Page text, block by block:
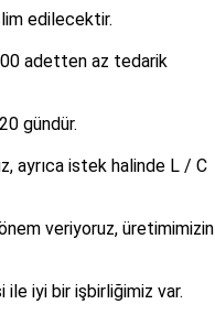
edilecektir.
adetten az tedarik
gündür.
ayrıca istek halinde L / C
veriyoruz, üretimimizin
iyi bir işbirliğimiz var.